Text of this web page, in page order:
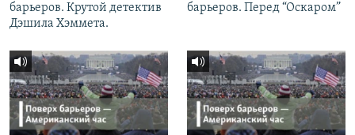
барьеров. Крутой детектив
Дэшила Хэммета.
барьеров. Перед “Оскаром”